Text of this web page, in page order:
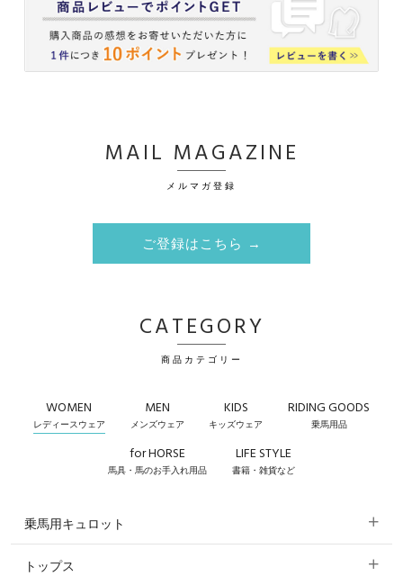
MAIL MAGAZINE
メルマガ登録
ご登録はこちら →
CATEGORY
商品カテゴリー
WOMEN
レディースウェア
MEN
メンズウェア
KIDS
キッズウェア
RIDING GOODS
乗馬用品
for HORSE
馬具・馬のお手入れ用品
LIFE STYLE
書籍・雑貨など
乗馬用キュロット
すべてのキュロット
トップス